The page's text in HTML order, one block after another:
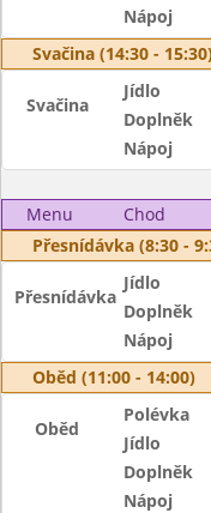
Nápoj
Svačina (14:30 -
Svačina
Jídlo
Doplněk
Nápoj
Menu Chod
Přesnídávka (8:30 -
Přesnídávka
Jídlo
Doplněk
Nápoj
Oběd (11:00 - 14:00)
Oběd
Polévka
Jídlo
Doplněk
Nápoj